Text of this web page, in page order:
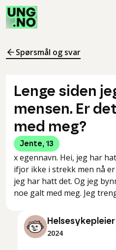
Spørsmål og svar
Lenge siden
mensen. Er
med meg?
Jente, 13
x egennavn. Hei, jeg har
ifjor ikke i strekk men nå
jeg har hatt det. Og jeg
noe galt med meg. Jeg
Helsesykepleier
2024